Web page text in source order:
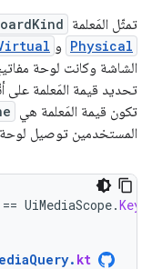
تمثّل المَعلمة
Physical و
الشاشة وكانت لوحة
تحديد قيمة المَعلمة على
تكون قيمة المَعلمة هي
المستخدمين توصيل
== UiMediaScope.
. kt